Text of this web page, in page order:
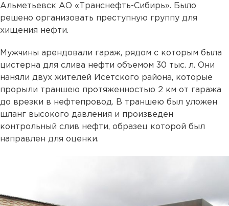
Альметьевск АО «Транснефть-Сибирь». Было
решено организовать преступную группу для
хищения нефти.
Мужчины арендовали гараж, рядом с которым была
цистерна для слива нефти объемом 30 тыс. л. Они
наняли двух жителей Исетского района, которые
прорыли траншею протяженностью 2 км от гаража
до врезки в нефтепровод. В траншею был уложен
шланг высокого давления и произведен
контрольный слив нефти, образец которой был
направлен для оценки.